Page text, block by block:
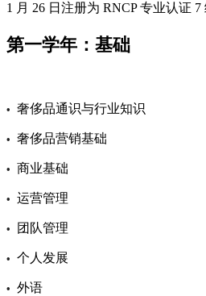
1 月 26 日注册为 RNCP 专业认证 7
第一学年：基础
• 奢侈品通识与行业知识
• 奢侈品营销基础
• 商业基础
• 运营管理
• 团队管理
• 个人发展
• 外语